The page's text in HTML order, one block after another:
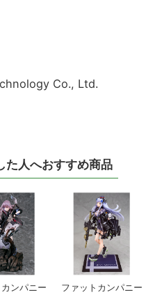
Co., Ltd.
た人へおすすめ商品
ンパニー ファットカンパニー